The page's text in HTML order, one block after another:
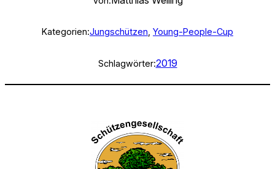
Kategorien:Jungschützen, Young-People-Cup
Schlagwörter:2019